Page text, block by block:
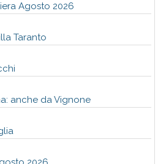
Agosto 2026
Taranto
anche da Vignone